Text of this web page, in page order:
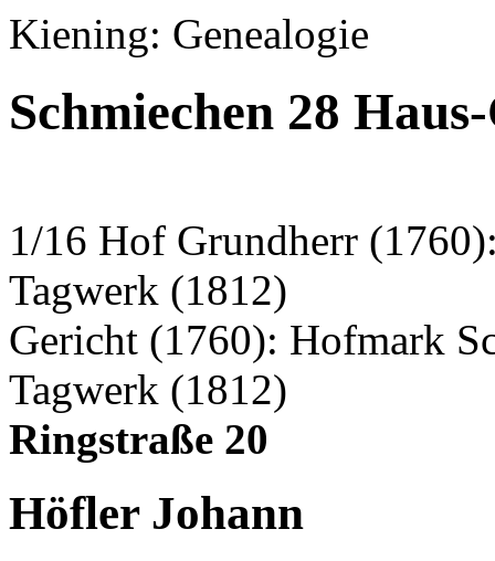
Kiening: Genealogie
Schmiechen 28
1/16 Hof Grundherr
Tagwerk (1812)
Gericht (1760): Hofmark
Tagwerk (1812)
Ringstraße 20
Höfler Johann